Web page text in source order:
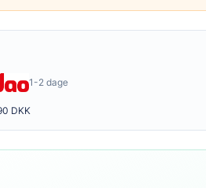
1-2 dage
DKK